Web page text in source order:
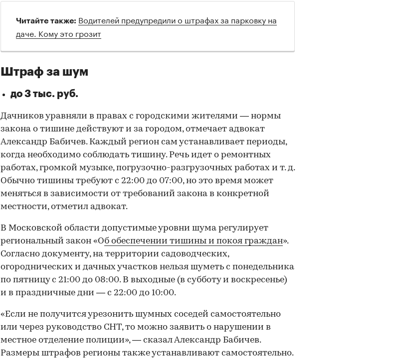
Читайте также: Водителей предупредили о штрафах за парковку на
даче. Кому это грозит
Штраф за шум
до 3 тыс. руб.
Дачников уравняли в правах с городскими жителями — нормы
закона о тишине действуют и за городом, отмечает адвокат
Александр Бабичев. Каждый регион сам устанавливает периоды,
когда необходимо соблюдать тишину. Речь идет о ремонтных
работах, громкой музыке, погрузочно-разгрузочных работах и т. д.
Обычно тишины требуют с 22:00 до 07:00, но это время может
меняться в зависимости от требований закона в конкретной
местности, отметил адвокат.
В Московской области допустимые уровни шума регулирует
региональный закон «Об обеспечении тишины и покоя граждан».
Согласно документу, на территории садоводческих,
огороднических и дачных участков нельзя шуметь с понедельника
по пятницу с 21:00 до 08:00. В выходные (в субботу и воскресенье)
и в праздничные дни — с 22:00 до 10:00.
«Если не получится урезонить шумных соседей самостоятельно
или через руководство СНТ, то можно заявить о нарушении в
местное отделение полиции», — сказал Александр Бабичев.
Размеры штрафов регионы также устанавливают самостоятельно.